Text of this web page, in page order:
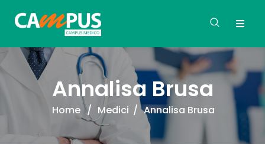
Annalisa Brusa
Home / Medici / Annalisa Brusa